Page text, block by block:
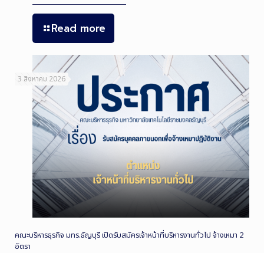
Read more
3 สิงหาคม 2026
คณะบริหารธุรกิจ มทร.ธัญบุรี เปิดรับสมัครเจ้าหน้าที่บริหารงานทั่วไป จ้างเหมา 2
อัตรา